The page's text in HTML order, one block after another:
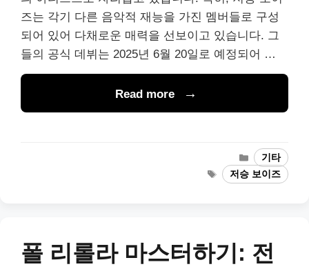
즈는 각기 다른 음악적 재능을 가진 멤버들로 구성
되어 있어 다채로운 매력을 선보이고 있습니다. 그
들의 공식 데뷔는 2025년 6월 20일로 예정되어 …
Read more
Categories
기타
Tags저승 보이즈
폴 리롤라 마스터하기: 전